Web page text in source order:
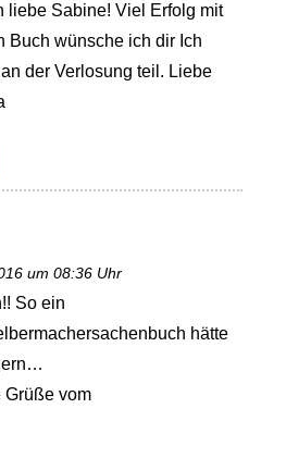
liebe Sabine! Viel Erfolg mit
Buch wünsche ich dir Ich
der Verlosung teil. Liebe
um 08:36 Uhr
So ein
hätte
Grüße vom